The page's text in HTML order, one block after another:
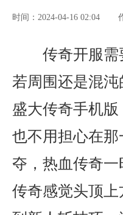
时间：2024-04-16 02:04
传奇开服需
若周围还是混
盛大传奇手机
也不用担心在
夺，热血传奇
传奇感觉头顶